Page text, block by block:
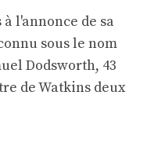
l'annonce de sa
sous le nom
Dodsworth, 43
de Watkins deux